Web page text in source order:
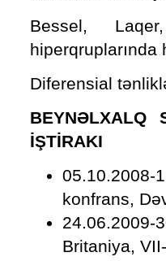
Bessel,
Diferensial
BEYNƏLXALQ
İŞTİRAKI
konfrans,
Britaniya,